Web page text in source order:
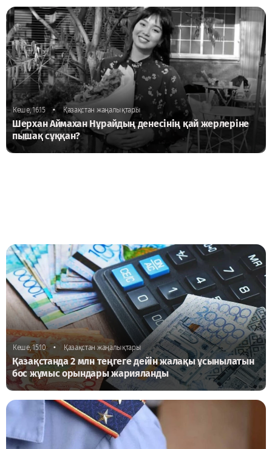
Кеше, 16:15 • Қазақстан жаңалықтары
Шерхан Аймахан Нұрайдың денесінің қай жерлеріне
пышақ сұққан?
Кеше, 15:10 • Қазақстан жаңалықтары
Қазақстанда 2 млн теңгеге дейін жалақы ұсынылатын
бос жұмыс орындары жарияланды